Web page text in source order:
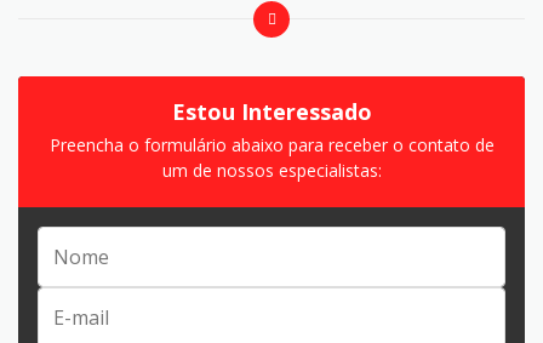
Estou Interessado
Preencha o formulário abaixo para receber o contato de
um de nossos especialistas: